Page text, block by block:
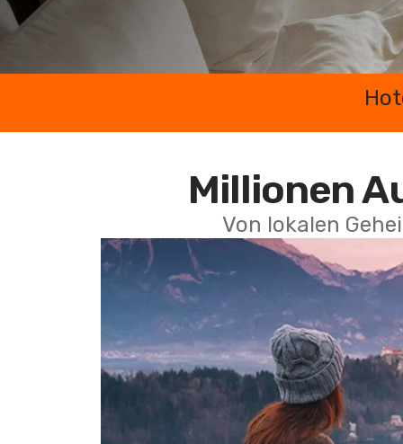
Millionen
Von lokalen